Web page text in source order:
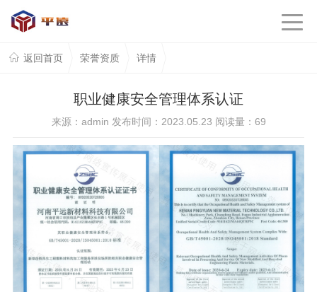
返回首页 荣誉资质 详情
职业健康安全管理体系认证
来源：admin 发布时间：2023.05.23 阅读量： 69